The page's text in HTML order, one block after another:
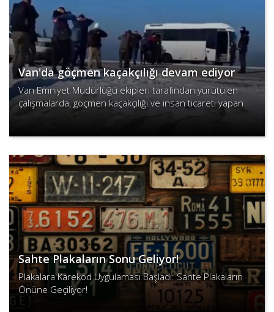
Van'da göçmen kaçakçılığı devam ediyor
Van Emniyet Müdürlüğü ekipleri tarafından yürütülen
çalışmalarda, göçmen kaçakçılığı ve insan ticareti yapan
Sahte Plakaların Sonu Geliyor!
Plakalara Karekod Uygulaması Başladı: Sahte Plakaların
Önüne Geçiliyor!